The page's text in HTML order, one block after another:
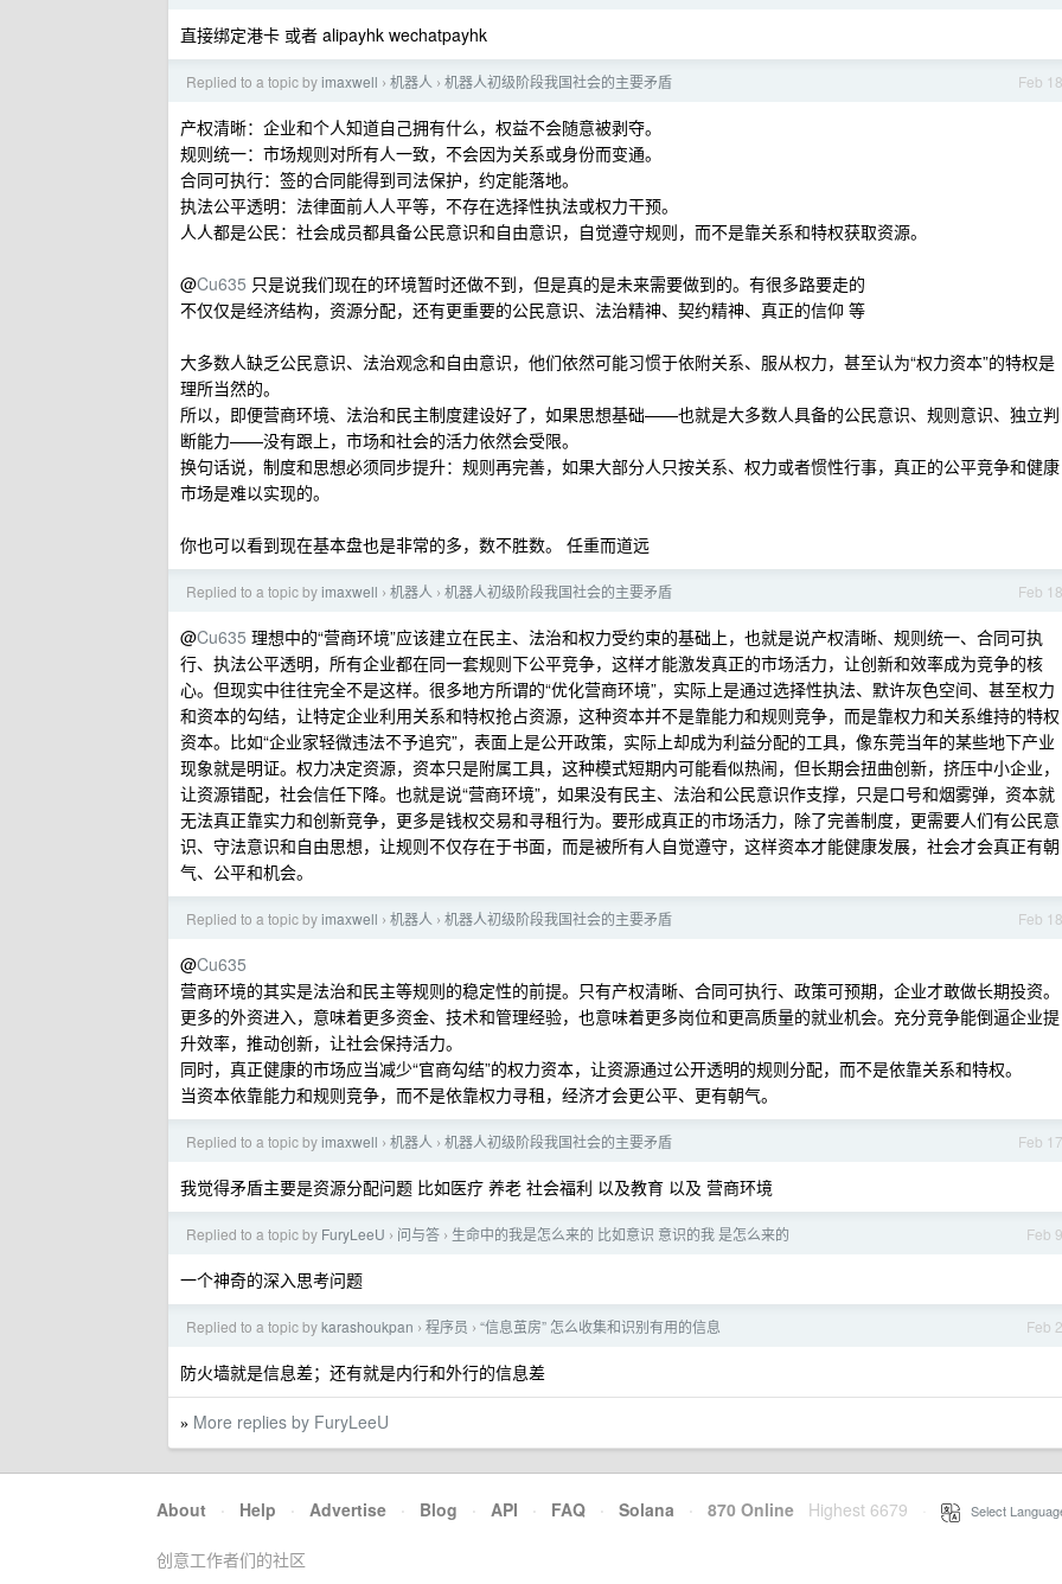
直接绑定港卡 或者 alipayhk wechatpayhk
Feb 18
Replied to a topic byimaxwell › 机器人 › 机器人初级阶段我国社会的主要矛盾
产权清晰：企业和个人知道自己拥有什么，权益不会随意被剥夺。
规则统一：市场规则对所有人一致，不会因为关系或身份而变通。
合同可执行：签的合同能得到司法保护，约定能落地。
执法公平透明：法律面前人人平等，不存在选择性执法或权力干预。
人人都是公民：社会成员都具备公民意识和自由意识，自觉遵守规则，而不是靠关系和特权获取资源。
@Cu635 只是说我们现在的环境暂时还做不到，但是真的是未来需要做到的。有很多路要走的
不仅仅是经济结构，资源分配，还有更重要的公民意识、法治精神、契约精神、真正的信仰 等
大多数人缺乏公民意识、法治观念和自由意识，他们依然可能习惯于依附关系、服从权力，甚至认为“权力资本”的特权是
理所当然的。
所以，即便营商环境、法治和民主制度建设好了，如果思想基础——也就是大多数人具备的公民意识、规则意识、独立判
断能力——没有跟上，市场和社会的活力依然会受限。
换句话说，制度和思想必须同步提升：规则再完善，如果大部分人只按关系、权力或者惯性行事，真正的公平竞争和健康
市场是难以实现的。
你也可以看到现在基本盘也是非常的多，数不胜数。 任重而道远
Feb 18
Replied to a topic byimaxwell › 机器人 › 机器人初级阶段我国社会的主要矛盾
@Cu635 理想中的“营商环境”应该建立在民主、法治和权力受约束的基础上，也就是说产权清晰、规则统一、合同可执
行、执法公平透明，所有企业都在同一套规则下公平竞争，这样才能激发真正的市场活力，让创新和效率成为竞争的核
心。但现实中往往完全不是这样。很多地方所谓的“优化营商环境”，实际上是通过选择性执法、默许灰色空间、甚至权力
和资本的勾结，让特定企业利用关系和特权抢占资源，这种资本并不是靠能力和规则竞争，而是靠权力和关系维持的特权
资本。比如“企业家轻微违法不予追究”，表面上是公开政策，实际上却成为利益分配的工具，像东莞当年的某些地下产业
现象就是明证。权力决定资源，资本只是附属工具，这种模式短期内可能看似热闹，但长期会扭曲创新，挤压中小企业，
让资源错配，社会信任下降。也就是说“营商环境”，如果没有民主、法治和公民意识作支撑，只是口号和烟雾弹，资本就
无法真正靠实力和创新竞争，更多是钱权交易和寻租行为。要形成真正的市场活力，除了完善制度，更需要人们有公民意
识、守法意识和自由思想，让规则不仅存在于书面，而是被所有人自觉遵守，这样资本才能健康发展，社会才会真正有朝
气、公平和机会。
Feb 18
Replied to a topic byimaxwell › 机器人 › 机器人初级阶段我国社会的主要矛盾
@Cu635
营商环境的其实是法治和民主等规则的稳定性的前提。只有产权清晰、合同可执行、政策可预期，企业才敢做长期投资。
更多的外资进入，意味着更多资金、技术和管理经验，也意味着更多岗位和更高质量的就业机会。充分竞争能倒逼企业提
升效率，推动创新，让社会保持活力。
同时，真正健康的市场应当减少“官商勾结”的权力资本，让资源通过公开透明的规则分配，而不是依靠关系和特权。
当资本依靠能力和规则竞争，而不是依靠权力寻租，经济才会更公平、更有朝气。
Feb 17
Replied to a topic byimaxwell › 机器人 › 机器人初级阶段我国社会的主要矛盾
我觉得矛盾主要是资源分配问题 比如医疗 养老 社会福利 以及教育 以及 营商环境
Feb 9
Replied to a topic by FuryLeeU › 问与答 › 生命中的我是怎么来的 比如意识 意识的我 是怎么来的
一个神奇的深入思考问题
Feb 2
Replied to a topic bykarashoukpan › 程序员 › “信息茧房” 怎么收集和识别有用的信息
防火墙就是信息差；还有就是内行和外行的信息差
» More replies by FuryLeeU
About · Help · Advertise · Blog · API · FAQ · Solana · 870 Online Highest 6679 Select
创意工作者们的社区